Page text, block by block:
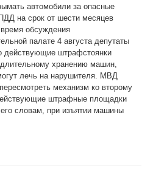
автомобили за опасные
на срок от шести месяцев
обсуждения
палате 4 августа депутаты
действующие штрафстоянки
хранению машин,
лечь на нарушителя. МВД
механизм ко второму
штрафные площадки
словам, при изъятии машины